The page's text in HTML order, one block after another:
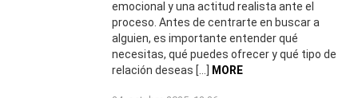
emocional y una actitud realista ante el
proceso. Antes de centrarte en buscar a
alguien, es importante entender qué
necesitas, qué puedes ofrecer y qué tipo de
relación deseas […]
MORE